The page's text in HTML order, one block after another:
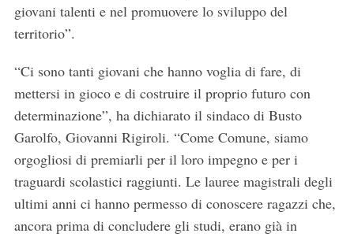
giovani talenti e nel promuovere lo sviluppo del
territorio”.
“Ci sono tanti giovani che hanno voglia di fare, di
mettersi in gioco e di costruire il proprio futuro con
determinazione”, ha dichiarato il sindaco di Busto
Garolfo, Giovanni Rigiroli. “Come Comune, siamo
orgogliosi di premiarli per il loro impegno e per i
traguardi scolastici raggiunti. Le lauree magistrali degli
ultimi anni ci hanno permesso di conoscere ragazzi che,
ancora prima di concludere gli studi, erano già in